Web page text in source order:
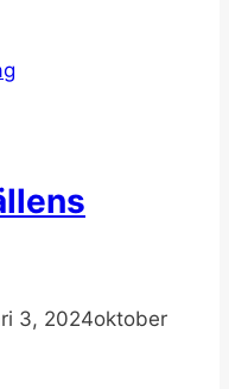
3, 2024oktober